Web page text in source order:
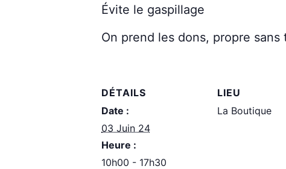
Évite le gaspillage
On prend les dons, propre sans
DÉTAILS
Date :
03 Juin 24
Heure :
10h00 - 17h30
LIEU
La Boutique